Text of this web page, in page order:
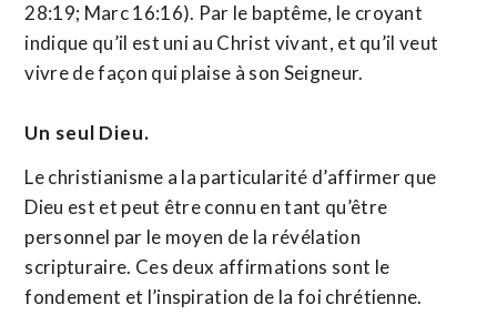
28:19; Marc 16:16). Par le baptême, le croyant
indique qu’il est uni au Christ vivant, et qu’il veut
vivre de façon qui plaise à son Seigneur.
Un seul Dieu.
Le christianisme a la particularité d’affirmer que
Dieu est et peut être connu en tant qu’être
personnel par le moyen de la révélation
scripturaire. Ces deux affirmations sont le
fondement et l’inspiration de la foi chrétienne.